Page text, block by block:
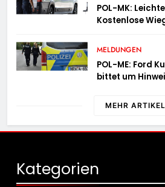
POL-MK:
Kostenlose
MELDUNGEN
POL-ME: Ford
bittet um
MEHR ARTIKEL
Kategorien